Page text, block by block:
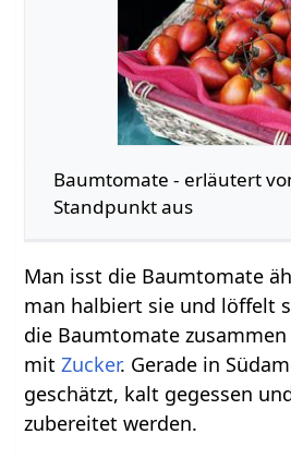
Baumtomate - erläutert
Standpunkt aus
Man isst die Baumtomate
man halbiert sie und löffelt
die Baumtomate
mitZucker. Gerade in
geschätzt, kalt gegessen
zubereitet werden.